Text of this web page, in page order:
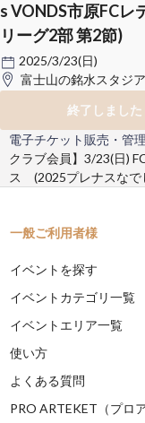
s VONDS市原FC
リーグ2部 第2節)
2025/3/23(日)
富士山の銘水スタジ
終了しました
電子チケット販売・管
クラブ会員】3/23(日)
ス (2025プレナスなで
一般ご利用者様
イベントを探す
イベントカテゴリ一覧
イベントエリア一覧
使い方
よくある質問
PRO ARTEKET（プロ